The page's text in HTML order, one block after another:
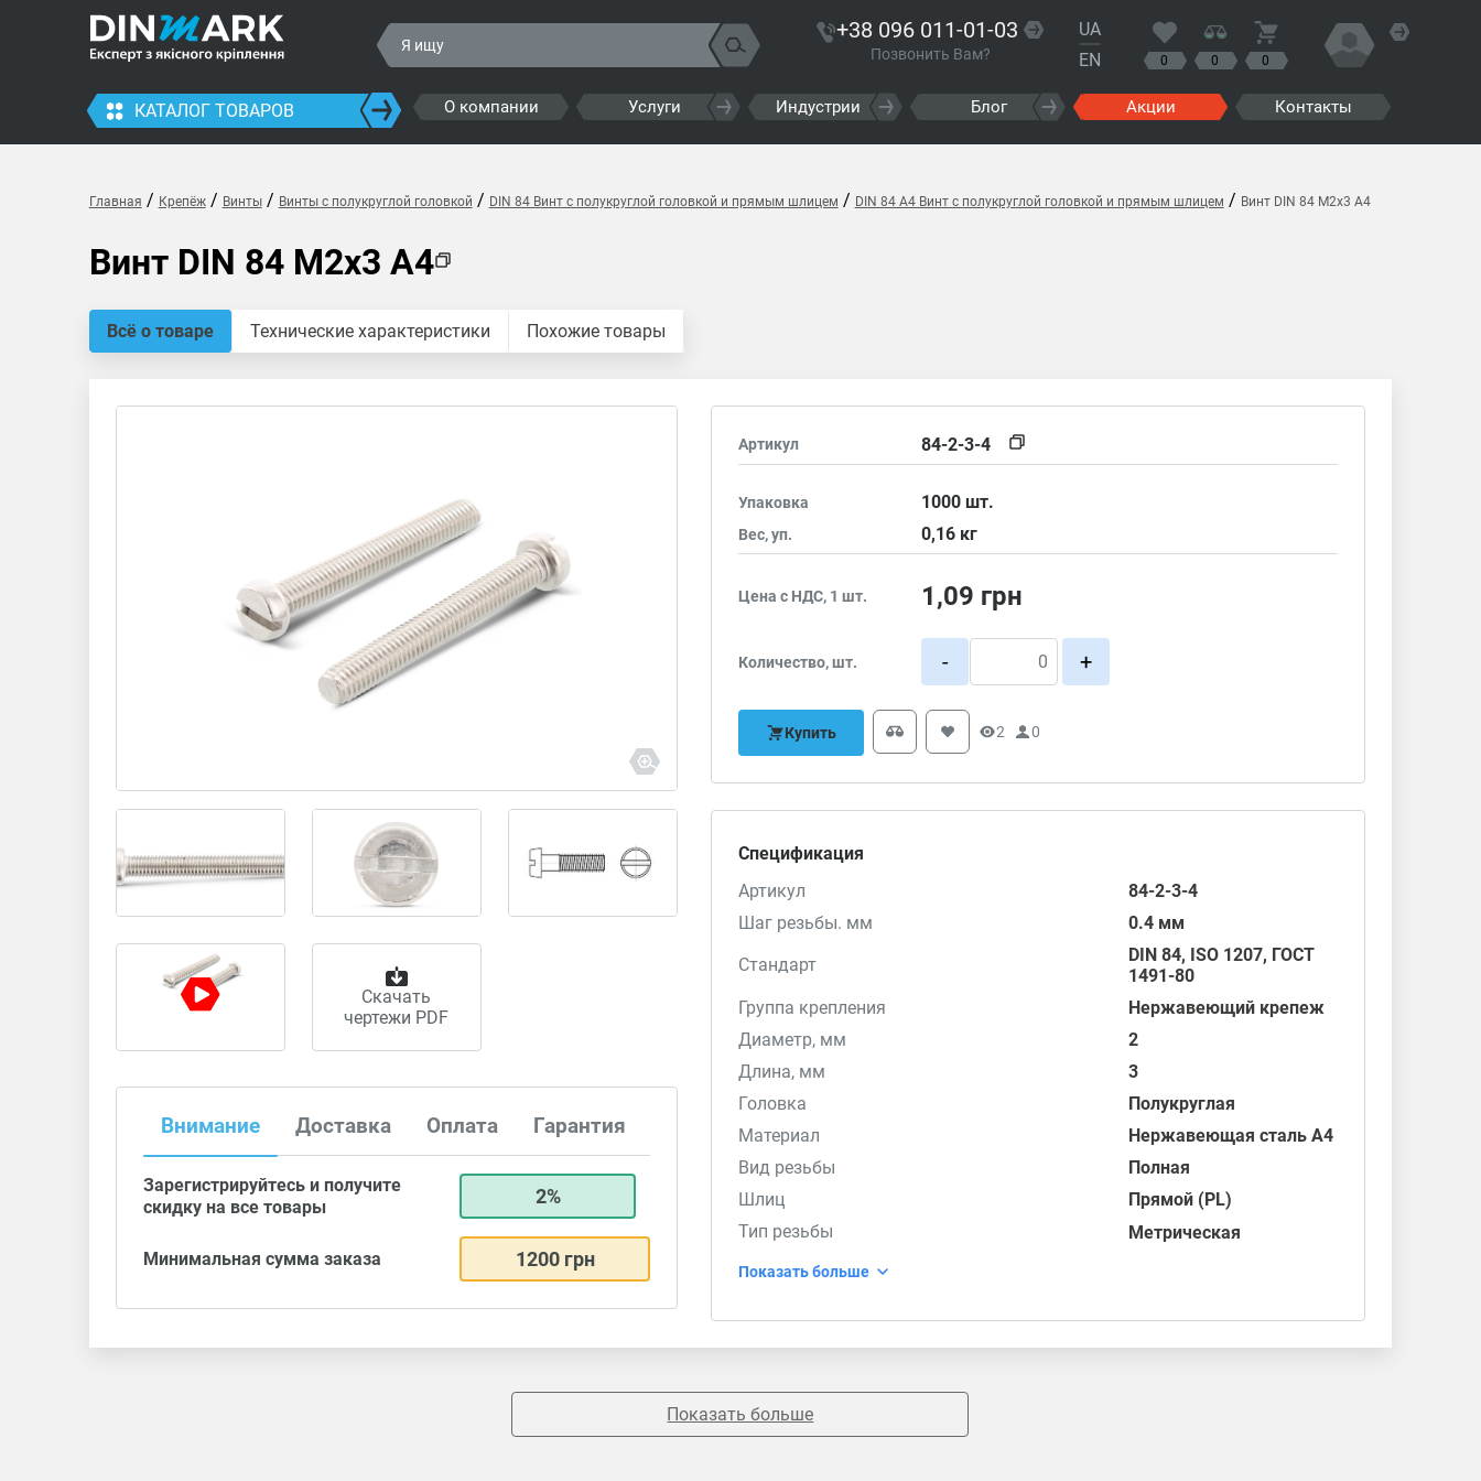
+38 096 011-01-03
Позвонить Вам?
UA
EN
0 0 0
КАТАЛОГ ТОВАРОВ О компании Услуги Индустрии Блог Акции Контакты
Главная / Крепёж/ Винты/ Винты с полукруглой головкой / DIN 84 Винт с полукруглой головкой и прямым шлицем / DIN 84 A4 Винт с полукруглой головкой и прямым шлицем / Винт DIN 84 M2x3 A4
Винт DIN 84 M2x3 A4
Всё о товаре Технические характеристики Похожие товары
Скачать
чертежи PDF
Внимание Доставка Оплата Гарантия
Зарегистрируйтесь и получите
скидку на все товары
2%
Минимальная сумма заказа 1200 грн
Артикул 84-2-3-4
Упаковка 1000шт.
Вес, уп. 0,16 кг
Цена с НДС, 1 шт. 1,09 грн
Количество, шт. - +
Купить 2 0
Спецификация
Артикул
84-2-3-4
Шаг резьбы. мм
0.4 мм
Стандарт
DIN 84, ISO 1207, ГОСТ
1491-80
Группа крепления
Нержавеющий крепеж
Диаметр, мм
2
Длина, мм
3
Головка
Полукруглая
Материал
Нержавеющая сталь А4
Вид резьбы
Полная
Шлиц
Прямой (PL)
Тип резьбы
Метрическая
Показать больше
Показать больше